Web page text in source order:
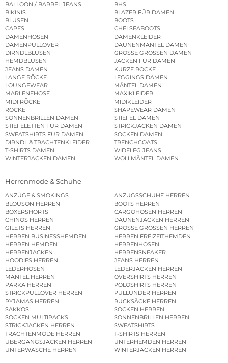
BALLOON / BARREL JEANS
BHS
BIKINIS
BLAZER FÜR DAMEN
BLUSEN
BOOTS
CAPES
CHELSEABOOTS
DAMENHOSEN
DAMENKLEIDER
DAMENPULLOVER
DAUNENMÄNTEL DAMEN
DIRNDLBLUSEN
GROSSE GRÖSSEN DAMEN
HEMDBLUSEN
JACKEN FÜR DAMEN
JEANS DAMEN
KURZE RÖCKE
LANGE RÖCKE
LEGGINGS DAMEN
LOUNGEWEAR
MÄNTEL DAMEN
MARLENEHOSE
MAXIKLEIDER
MIDI RÖCKE
MIDIKLEIDER
RÖCKE
SHAPEWEAR DAMEN
SONNENBRILLEN DAMEN
STIEFEL DAMEN
STIEFELETTEN FÜR DAMEN
STRICKJACKEN DAMEN
SWEATSHIRTS FÜR DAMEN
SOCKEN DAMEN
DIRNDL & TRACHTENKLEIDER
TRENCHCOATS
T-SHIRTS DAMEN
WIDELEG JEANS
WINTERJACKEN DAMEN
WOLLMÄNTEL DAMEN
Herrenmode & Schuhe
ANZÜGE & SMOKINGS
ANZUGSSCHUHE HERREN
BLOUSON HERREN
BOOTS HERREN
BOXERSHORTS
CARGOHOSEN HERREN
CHINOS HERREN
DAUNENJACKEN HERREN
GILETS HERREN
GROSSE GRÖSSEN HERREN
HERREN BUSINESSHEMDEN
HERREN FREIZEITHEMDEN
HERREN HEMDEN
HERRENHOSEN
HERRENJACKEN
HERRENSNEAKER
HOODIES HERREN
JEANS HERREN
LEDERHOSEN
LEDERJACKEN HERREN
MÄNTEL HERREN
OVERSHIRTS HERREN
PARKA HERREN
POLOSHIRTS HERREN
STRICKPULLOVER HERREN
PULLUNDER HERREN
PYJAMAS HERREN
RUCKSÄCKE HERREN
SAKKOS
SOCKEN HERREN
SOCKEN MULTIPACKS
SONNENBRILLEN HERREN
STRICKJACKEN HERREN
SWEATSHIRTS
TRACHTENMODE HERREN
T-SHIRTS HERREN
ÜBERGANGSJACKEN HERREN
UNTERHEMDEN HERREN
UNTERWÄSCHE HERREN
WINTERJACKEN HERREN